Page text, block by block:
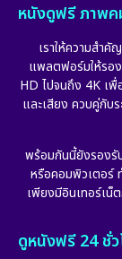
หนังดูฟรี ภาพ
เราให้ความสำ
แพลตฟอร์มให้รอ
HD ไปจนถึง 4K เ
และเสียง ควบคู่กับ
พร้อมกันนี้ยังรองรั
หรือคอมพิวเตอร์
เพียงมีอินเทอร์เน็
ดูหนังฟรี 24 ชั่